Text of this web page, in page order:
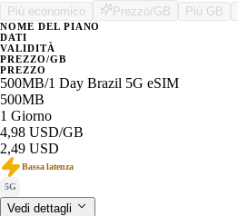
Più economico Prezzo/GB Più GB
NOME DEL PIANO
DATI
VALIDITÀ
PREZZO/GB
PREZZO
500MB/1 Day Brazil 5G eSIM
500MB
1 Giorno
4,98 USD/GB
2,49 USD
Bassa latenza
5G
Vedi dettagli